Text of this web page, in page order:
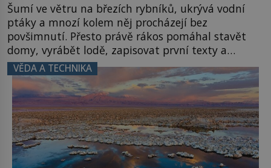
Šumí ve větru na březích rybníků, ukrývá vodní
ptáky a mnozí kolem něj procházejí bez
povšimnutí. Přesto právě rákos pomáhal stavět
domy, vyrábět lodě, zapisovat první texty a
inspiroval řadu pověstí. Tato skromná, ale
užitečná rostlina provází člověka už tisíce let.
Většina lidí vnímá rákos jen jako obyčejnou kulisu
letního koupání. Stačí se však podívat […]
VĚDA A TECHNIKA